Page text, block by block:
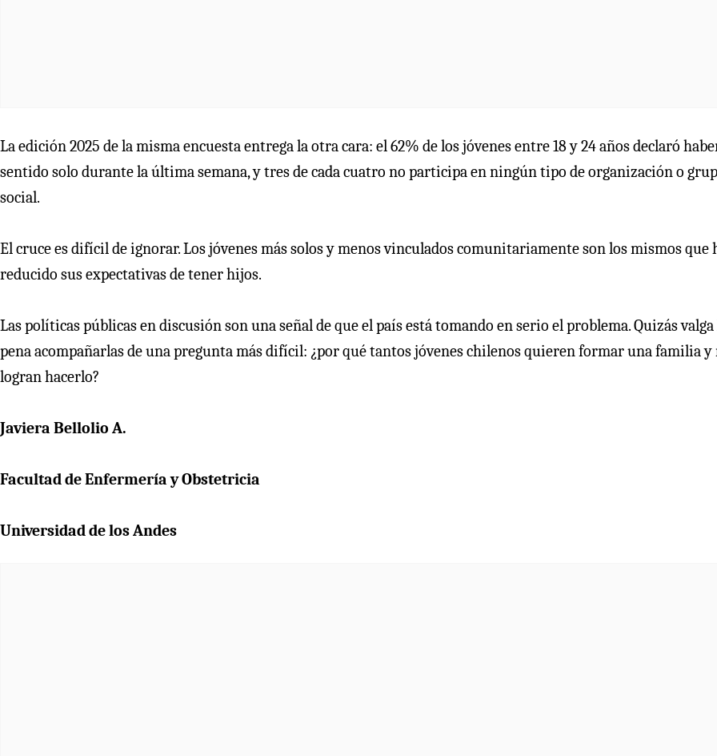
La edición 2025 de la misma encuesta entrega la otra cara: el 62% de los jóvenes entre 18 y 24 años declaró
sentido solo durante la última semana, y tres de cada cuatro no participa en ningún tipo de organización o
social.
El cruce es difícil de ignorar. Los jóvenes más solos y menos vinculados comunitariamente son los mismos que
reducido sus expectativas de tener hijos.
Las políticas públicas en discusión son una señal de que el país está tomando en serio el problema. Quizás valga
pena acompañarlas de una pregunta más difícil: ¿por qué tantos jóvenes chilenos quieren formar una familia y
logran hacerlo?
Javiera Bellolio A.
Facultad de Enfermería y Obstetricia
Universidad de los Andes